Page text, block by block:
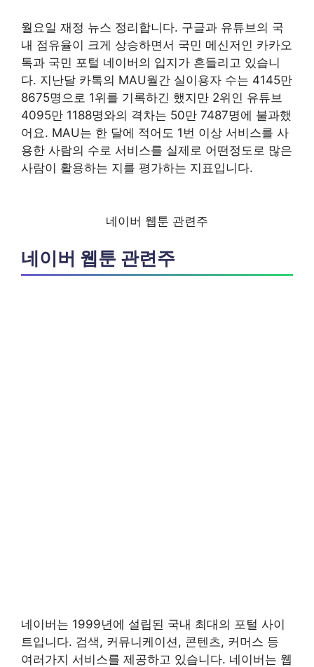
월요일 재정 뉴스 정리합니다. 구글과 유튜브의 국
내 점유율이 크게 상승하면서 국민 메신저인 카카오
톡과 국민 포털 네이버의 입지가 흔들리고 있습니
다. 지난달 카톡의 MAU월간 실이용자 수는 4145만
8675명으로 1위를 기록하긴 했지만 2위인 유튜브
4095만 1188명와의 격차는 50만 7487명에 불과했
어요. MAU는 한 달에 적어도 1번 이상 서비스를 사
용한 사람의 수로 서비스를 실제로 어떤정도로 많은
사람이 활용하는 지를 평가하는 지표입니다.
네이버 웹툰 관련주
네이버 웹툰 관련주
네이버는 1999년에 설립된 국내 최대의 포털 사이
트입니다. 검색, 커뮤니케이션, 콘텐츠, 커머스 등
여러가지 서비스를 제공하고 있습니다. 네이버는 웹